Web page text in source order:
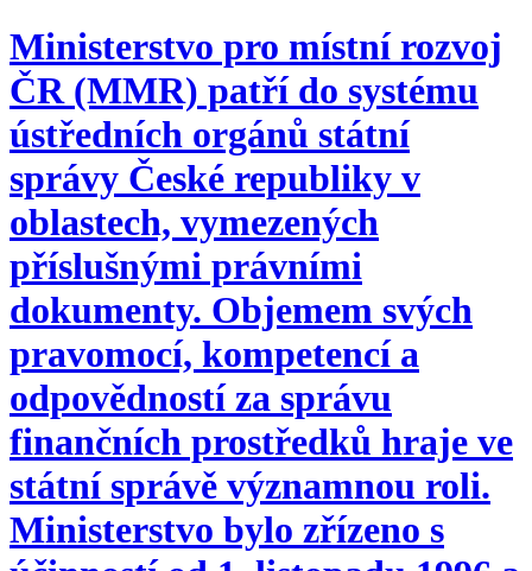
Ministerstvo pro místní rozvoj
ČR (MMR) patří do systému
ústředních orgánů státní
správy České republiky v
oblastech, vymezených
příslušnými právními
dokumenty. Objemem svých
pravomocí, kompetencí a
odpovědností za správu
finančních prostředků hraje ve
státní správě významnou roli.
Ministerstvo bylo zřízeno s